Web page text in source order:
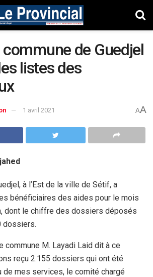
commune de Guedjel
listes des
1 avril 2021 AA
à l’Est de la ville de Sétif, a
bénéficiaires des aides pour le mois
dont le chiffre des dossiers déposés
dossiers.
commune M. Layadi Laid dit à ce
reçu 2.155 dossiers qui ont été
de mes services, le comité chargé